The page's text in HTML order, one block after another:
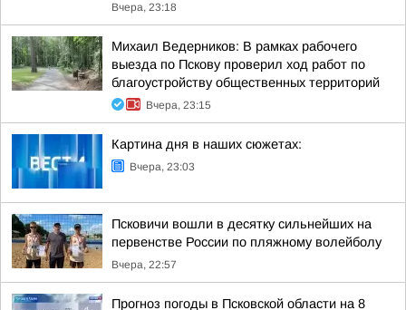
Вчера, 23:18
Михаил Ведерников: В рамках рабочего
выезда по Пскову проверил ход работ по
благоустройству общественных территорий
Вчера, 23:15
Картина дня в наших сюжетах:
Вчера, 23:03
Псковичи вошли в десятку сильнейших на
первенстве России по пляжному волейболу
Вчера, 22:57
Прогноз погоды в Псковской области на 8